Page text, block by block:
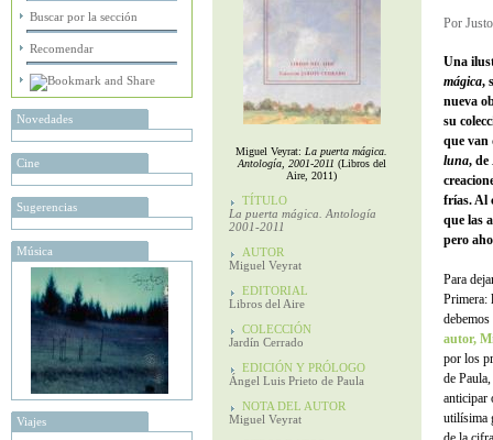
Buscar por la sección
Recomendar
Novedades
Cine
Sugerencias
Música
Viajes
Miguel Veyrat: La puerta mágica.
Antología, 2001-2011 (Libros del
Aire, 2011)
TÍTULO
La puerta mágica. Antología
2001-2011
AUTOR
Miguel Veyrat
EDITORIAL
Libros del Aire
COLECCIÓN
Jardín Cerrado
EDICIÓN Y PRÓLOGO
Ángel Luis Prieto de Paula
NOTA DEL AUTOR
Miguel Veyrat
Por
Una
mágica,
nueva
su
que van
luna, de
frías. Al
que las
pero
Para
Primera:
autor,
por los
de
anticipar
utilísima